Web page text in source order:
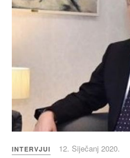
INTERVJUI 12. Siječanj 2020.